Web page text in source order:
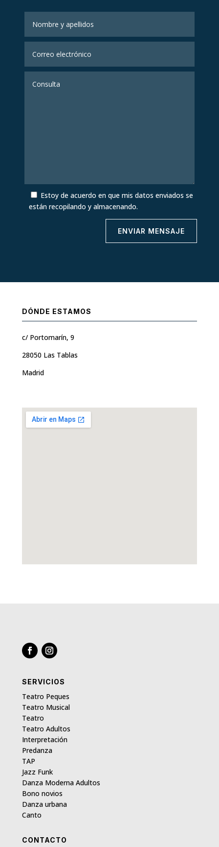
Estoy de acuerdo en que mis datos enviados se
están recopilando y almacenando.
ENVIAR MENSAJE
DÓNDE ESTAMOS
c/ Portomarín, 9
28050 Las Tablas
Madrid
SERVICIOS
Teatro Peques
Teatro Musical
Teatro
Teatro Adultos
Interpretación
Predanza
TAP
Jazz Funk
Danza Moderna Adultos
Bono novios
Danza urbana
Canto
CONTACTO